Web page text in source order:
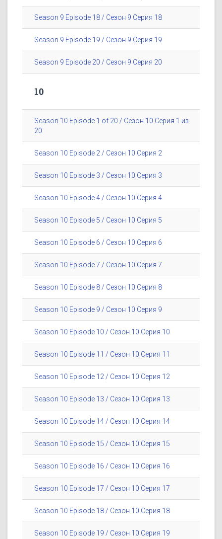
Season 9 Episode 18 / Сезон 9 Серия 18
Season 9 Episode 19 / Сезон 9 Серия 19
Season 9 Episode 20 / Сезон 9 Серия 20
10
Season 10 Episode 1 of 20 / Сезон 10 Серия 1 из
20
Season 10 Episode 2 / Сезон 10 Серия 2
Season 10 Episode 3 / Сезон 10 Серия 3
Season 10 Episode 4 / Сезон 10 Серия 4
Season 10 Episode 5 / Сезон 10 Серия 5
Season 10 Episode 6 / Сезон 10 Серия 6
Season 10 Episode 7 / Сезон 10 Серия 7
Season 10 Episode 8 / Сезон 10 Серия 8
Season 10 Episode 9 / Сезон 10 Серия 9
Season 10 Episode 10 / Сезон 10 Серия 10
Season 10 Episode 11 / Сезон 10 Серия 11
Season 10 Episode 12 / Сезон 10 Серия 12
Season 10 Episode 13 / Сезон 10 Серия 13
Season 10 Episode 14 / Сезон 10 Серия 14
Season 10 Episode 15 / Сезон 10 Серия 15
Season 10 Episode 16 / Сезон 10 Серия 16
Season 10 Episode 17 / Сезон 10 Серия 17
Season 10 Episode 18 / Сезон 10 Серия 18
Season 10 Episode 19 / Сезон 10 Серия 19